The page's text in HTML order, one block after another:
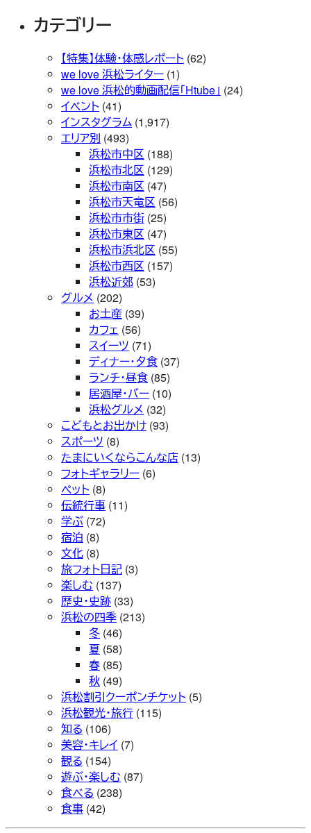
カテゴリー
【特集】体験・体感レポート (62)
we love 浜松ライター (1)
we love 浜松的動画配信「Htube」 (24)
イベント (41)
インスタグラム (1,917)
エリア別 (493)
浜松市中区 (188)
浜松市北区 (129)
浜松市南区 (47)
浜松市天竜区 (56)
浜松市市街 (25)
浜松市東区 (47)
浜松市浜北区 (55)
浜松市西区 (157)
浜松近郊 (53)
グルメ (202)
お土産 (39)
カフェ (56)
スイーツ (71)
ディナー・夕食 (37)
ランチ・昼食 (85)
居酒屋・バー (10)
浜松グルメ (32)
こどもとお出かけ (93)
スポーツ (8)
たまにいくならこんな店 (13)
フォトギャラリー (6)
ペット (8)
伝統行事 (11)
学ぶ (72)
宿泊 (8)
文化 (8)
旅フォト日記 (3)
楽しむ (137)
歴史・史跡 (33)
浜松の四季 (213)
冬 (46)
夏 (58)
春 (85)
秋 (49)
浜松割引クーポンチケット (5)
浜松観光・旅行 (115)
知る (106)
美容・キレイ (7)
観る (154)
遊ぶ・楽しむ (87)
食べる (238)
食事 (42)